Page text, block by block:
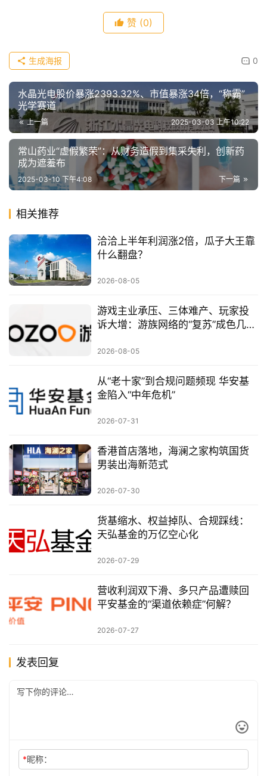
赞 (0)
0
生成海报
水晶光电股价暴涨2393.32%、市值暴涨34倍，“称霸”
光学赛道
上一篇 2025-03-03 上午10:22
常山药业“虚假繁荣”：从财务造假到集采失利，创新药
成为遮羞布
下一篇
2025-03-10 下午4:08
相关推荐
洽洽上半年利润涨2倍，瓜子大王靠
什么翻盘？
2026-08-05
游戏主业承压、三体难产、玩家投
诉大增：游族网络的“复苏”成色几
2026-08-05
从“老十家”到合规问题频现 华安基
金陷入“中年危机”
2026-07-31
香港首店落地，海澜之家构筑国货
男装出海新范式
2026-07-30
货基缩水、权益掉队、合规踩线：
天弘基金的万亿空心化
2026-07-29
营收利润双下滑、多只产品遭赎回
平安基金的“渠道依赖症”何解？
2026-07-27
发表回复
*昵称：